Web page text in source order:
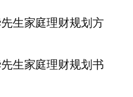
生家庭理财规划方
生家庭理财规划书